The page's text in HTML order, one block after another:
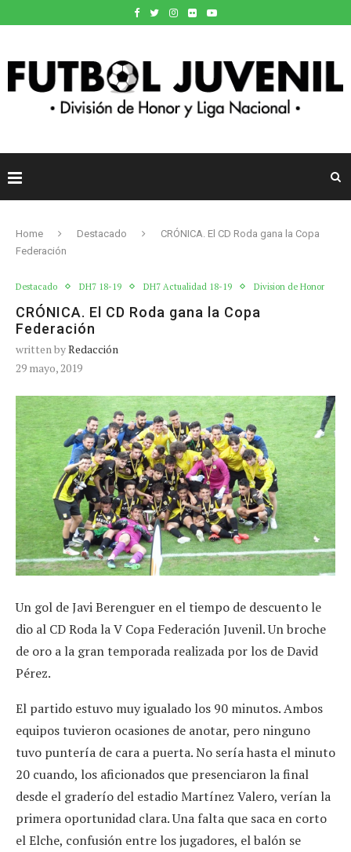
Home Destacado
CRÓNICA. El CD Roda gana la Copa
Federación
Destacado DH7 18-19 DH7 Actualidad 18-19 Division de Honor
CRÓNICA. El CD Roda gana la Copa
Federación
written byRedacción
29 mayo, 2019
Un gol de Javi Berenguer en el tiempo de descuento le
dio al CD Roda la V Copa Federación Juvenil. Un broche
de oro a la gran temporada realizada por los de David
Pérez.
El partido estuvo muy igualado los 90 minutos. Ambos
equipos tuvieron ocasiones de anotar, pero ninguno
tuvo puntería de cara a puerta. No sería hasta el minuto
20 cuando, los aficionados que presenciaron la final
desde el graderío del estadio Martínez Valero, verían la
primera oportunidad clara. Una falta que saca en corto
el Elche, confusión entre los jugadores, el balón se